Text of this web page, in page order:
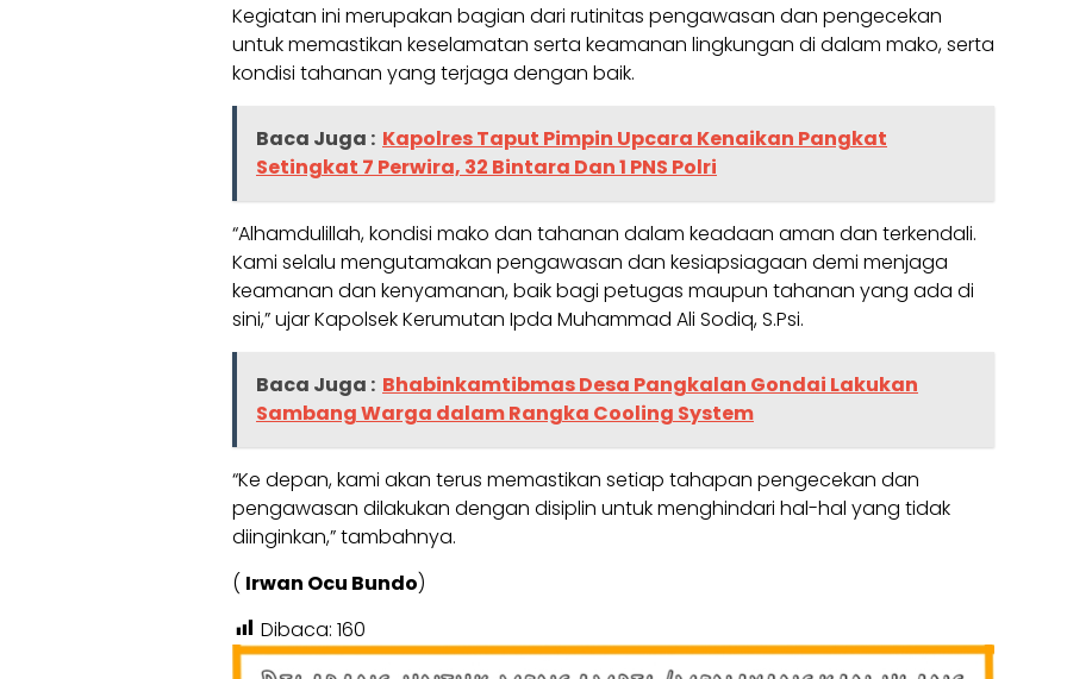
Kegiatan ini merupakan bagian dari rutinitas pengawasan dan pengecekan
untuk memastikan keselamatan serta keamanan lingkungan di dalam mako, serta
kondisi tahanan yang terjaga dengan baik.
Baca Juga : Kapolres Taput Pimpin Upcara Kenaikan Pangkat
Setingkat 7 Perwira, 32 Bintara Dan 1 PNS Polri
“Alhamdulillah, kondisi mako dan tahanan dalam keadaan aman dan terkendali.
Kami selalu mengutamakan pengawasan dan kesiapsiagaan demi menjaga
keamanan dan kenyamanan, baik bagi petugas maupun tahanan yang ada di
sini,” ujar Kapolsek Kerumutan Ipda Muhammad Ali Sodiq, S.Psi.
Baca Juga : Bhabinkamtibmas Desa Pangkalan Gondai Lakukan
Sambang Warga dalam Rangka Cooling System
“Ke depan, kami akan terus memastikan setiap tahapan pengecekan dan
pengawasan dilakukan dengan disiplin untuk menghindari hal-hal yang tidak
diinginkan,” tambahnya.
( Irwan Ocu Bundo)
Dibaca: 160